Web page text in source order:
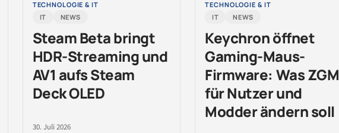
TECHNOLOGIE & IT
IT
NEWS
Steam Beta bringt
HDR-Streaming und
AV1 aufs Steam
Deck OLED
30. Juli 2026
TECHNOLOGIE & IT
IT
NEWS
Keychron öffnet
Gaming-Maus-
Firmware: Was ZGM
für Nutzer und
Modder ändern soll